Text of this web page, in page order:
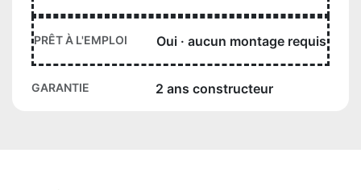
PRÊT À L'EMPLOI Oui · aucun montage requis
GARANTIE 2 ans constructeur